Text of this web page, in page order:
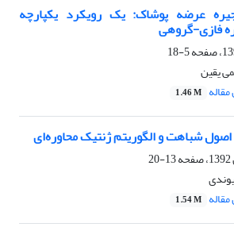
عرضه پوشاک: یک رویکرد یکپارچه
فازی-گروهی
5-18
یقین
1.46 M
شباهت و الگوریتم ژنتیک محاوره‌ای
13-20
1.54 M